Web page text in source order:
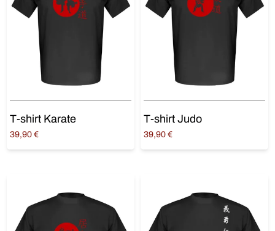
T-shirt Karate
39,90 €
Choix des options
T-shirt Judo
39,90 €
Choix des options